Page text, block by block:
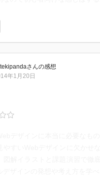
さんの感想
年1月20日